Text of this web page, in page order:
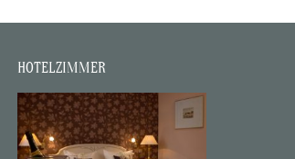
HOTELZIMMER